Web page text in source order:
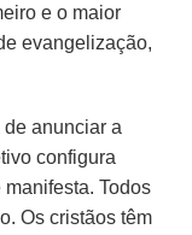
e o maior
evangelização,
anunciar a
configura
Todos
Os cristãos têm